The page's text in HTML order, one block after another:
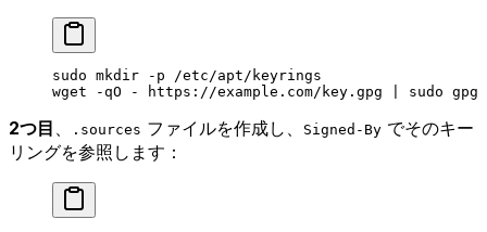
sudo mkdir -p /etc/apt/keyrings
wget -qO - https://example.com/key.gpg sudo gpg
2つ目 、 .sources ファイルを作成し、 Signed-By でそのキー
リングを参照します：